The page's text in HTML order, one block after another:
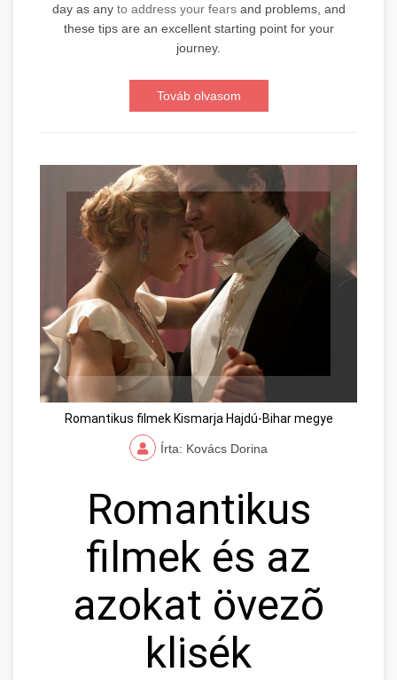
day as any to address your fearsand problems, and
these tips are an excellent starting point for your
journey.
Továb olvasom
Romantikus filmek Kismarja Hajdú-Bihar megye
Írta: Kovács Dorina
Romantikus
filmek és az
azokat övezõ
klisék